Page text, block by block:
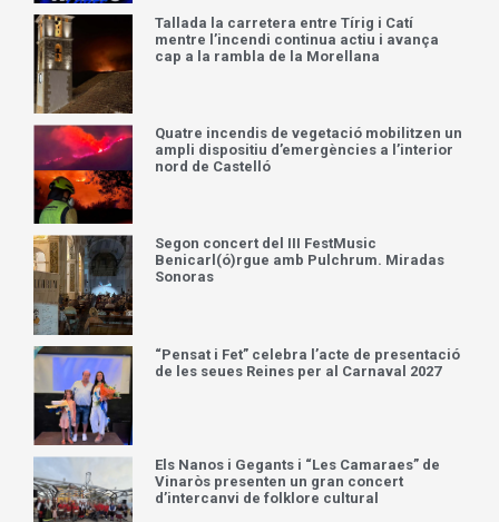
Tallada la carretera entre Tírig i Catí
mentre l’incendi continua actiu i avança
cap a la rambla de la Morellana
Quatre incendis de vegetació mobilitzen un
ampli dispositiu d’emergències a l’interior
nord de Castelló
Segon concert del III FestMusic
Benicarl(ó)rgue amb Pulchrum. Miradas
Sonoras
“Pensat i Fet” celebra l’acte de presentació
de les seues Reines per al Carnaval 2027
Els Nanos i Gegants i “Les Camaraes” de
Vinaròs presenten un gran concert
d’intercanvi de folklore cultural